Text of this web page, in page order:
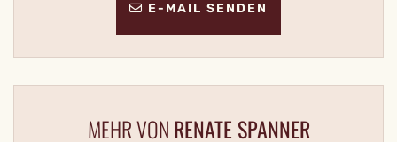
E-MAIL SENDEN
MEHR VONRENATE SPANNER